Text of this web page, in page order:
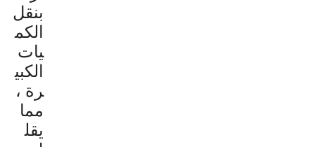
بنقل
الكم
يات
الكبي
رة ،
مما
يقل